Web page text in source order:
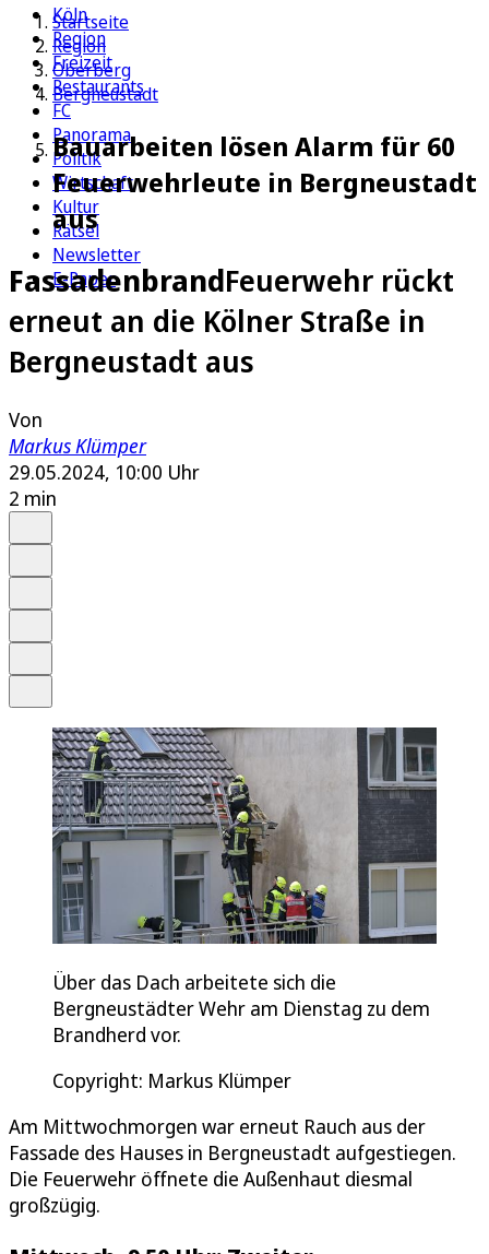
Köln
Region
Freizeit
Restaurants
FC
Panorama
Politik
Wirtschaft
Kultur
Rätsel
Newsletter
E-Paper
Startseite
Region
Oberberg
Bergneustadt
Bauarbeiten lösen Alarm für 60
Feuerwehrleute in Bergneustadt
aus
FassadenbrandFeuerwehr rückt
erneut an die Kölner Straße in
Bergneustadt aus
Von
Markus Klümper
29.05.2024, 10:00 Uhr
2 min
Über das Dach arbeitete sich die
Bergneustädter Wehr am Dienstag zu dem
Brandherd vor.
Copyright: Markus Klümper
Am Mittwochmorgen war erneut Rauch aus der
Fassade des Hauses in Bergneustadt aufgestiegen.
Die Feuerwehr öffnete die Außenhaut diesmal
großzügig.